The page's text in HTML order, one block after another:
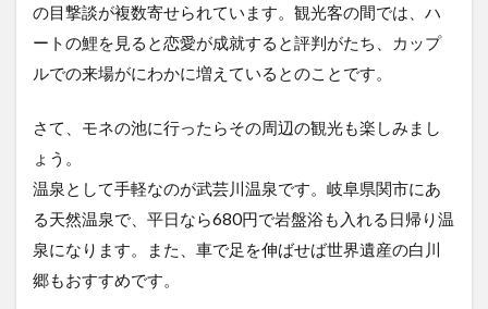
の目撃談が複数寄せられています。観光客の間では、ハ
ートの鯉を見ると恋愛が成就すると評判がたち、カップ
ルでの来場がにわかに増えているとのことです。
さて、モネの池に行ったらその周辺の観光も楽しみまし
ょう。
温泉として手軽なのが武芸川温泉です。岐阜県関市にあ
る天然温泉で、平日なら680円で岩盤浴も入れる日帰り温
泉になります。また、車で足を伸ばせば世界遺産の白川
郷もおすすめです。